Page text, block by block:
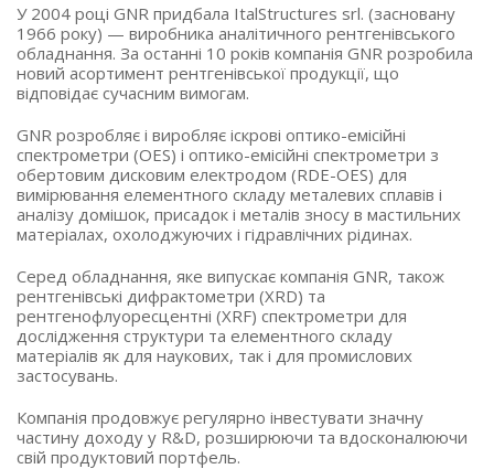
У 2004 році GNR придбала ItalStructures srl. (засновану
1966 року) — виробника аналітичного рентгенівського
обладнання. За останні 10 років компанія GNR розробила
новий асортимент рентгенівської продукції, що
відповідає сучасним вимогам.
GNR розробляє і виробляє іскрові оптико-емісійні
спектрометри (ОЕS) і оптико-емісійні спектрометри з
обертовим дисковим електродом (RDE-OES) для
вимірювання елементного складу металевих сплавів і
аналізу домішок, присадок і металів зносу в мастильних
матеріалах, охолоджуючих і гідравлічних рідинах.
Серед обладнання, яке випускає компанія GNR, також
рентгенівські дифрактометри (XRD) та
рентгенофлуоресцентні (XRF) спектрометри для
дослідження структури та елементного складу
матеріалів як для наукових, так і для промислових
застосувань.
Компанія продовжує регулярно інвестувати значну
частину доходу у R&D, розширюючи та вдосконалюючи
свій продуктовий портфель.